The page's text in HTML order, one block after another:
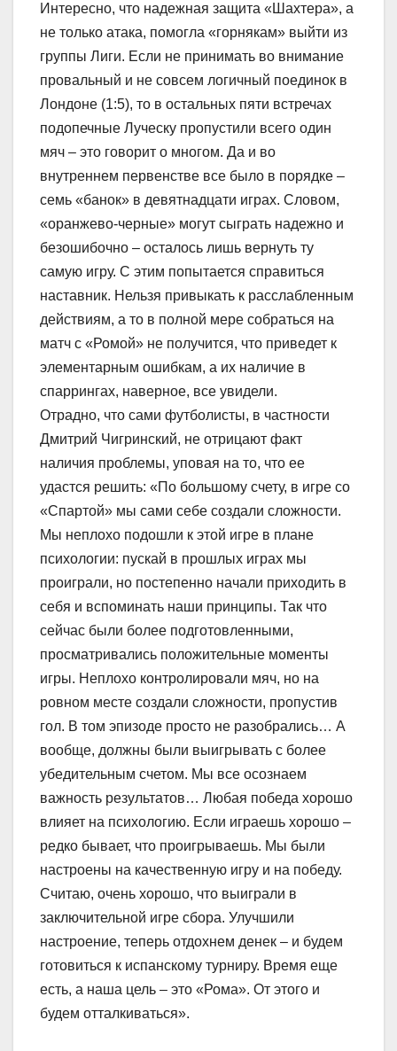
Интересно, что надежная защита «Шахтера», а
не только атака, помогла «горнякам» выйти из
группы Лиги. Если не принимать во внимание
провальный и не совсем логичный поединок в
Лондоне (1:5), то в остальных пяти встречах
подопечные Луческу пропустили всего один
мяч – это говорит о многом. Да и во
внутреннем первенстве все было в порядке –
семь «банок» в девятнадцати играх. Словом,
«оранжево-черные» могут сыграть надежно и
безошибочно – осталось лишь вернуть ту
самую игру. С этим попытается справиться
наставник. Нельзя привыкать к расслабленным
действиям, а то в полной мере собраться на
матч с «Ромой» не получится, что приведет к
элементарным ошибкам, а их наличие в
спаррингах, наверное, все увидели.
Отрадно, что сами футболисты, в частности
Дмитрий Чигринский, не отрицают факт
наличия проблемы, уповая на то, что ее
удастся решить: «По большому счету, в игре со
«Спартой» мы сами себе создали сложности.
Мы неплохо подошли к этой игре в плане
психологии: пускай в прошлых играх мы
проиграли, но постепенно начали приходить в
себя и вспоминать наши принципы. Так что
сейчас были более подготовленными,
просматривались положительные моменты
игры. Неплохо контролировали мяч, но на
ровном месте создали сложности, пропустив
гол. В том эпизоде просто не разобрались… А
вообще, должны были выигрывать с более
убедительным счетом. Мы все осознаем
важность результатов… Любая победа хорошо
влияет на психологию. Если играешь хорошо –
редко бывает, что проигрываешь. Мы были
настроены на качественную игру и на победу.
Считаю, очень хорошо, что выиграли в
заключительной игре сбора. Улучшили
настроение, теперь отдохнем денек – и будем
готовиться к испанскому турниру. Время еще
есть, а наша цель – это «Рома». От этого и
будем отталкиваться».